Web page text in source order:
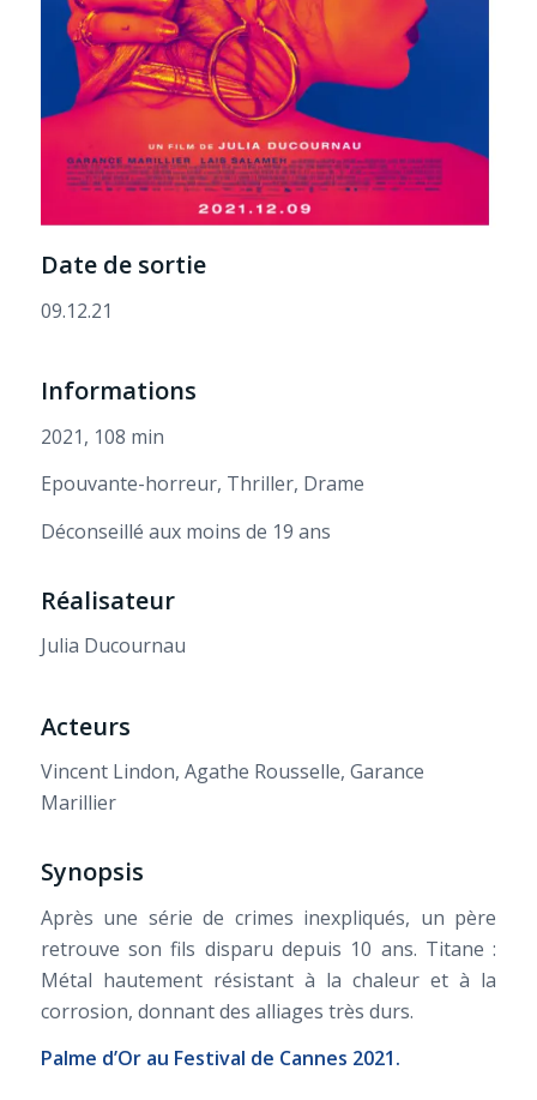
Date de sortie
09.12.21
Informations
2021, 108 min
Epouvante-horreur, Thriller, Drame
Déconseillé aux moins de 19 ans
Réalisateur
Julia Ducournau
Acteurs
Vincent Lindon, Agathe Rousselle, Garance
Marillier
Synopsis
Après une série de crimes inexpliqués, un père
retrouve son fils disparu depuis 10 ans. Titane :
Métal hautement résistant à la chaleur et à la
corrosion, donnant des alliages très durs.
Palme d’Or au Festival de Cannes 2021.